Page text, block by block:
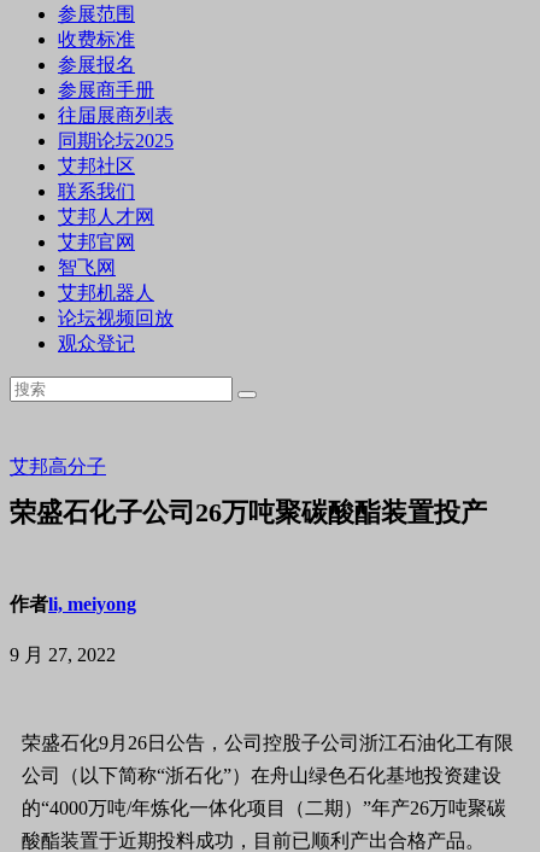
参展范围
收费标准
参展报名
参展商手册
往届展商列表
同期论坛2025
艾邦社区
联系我们
艾邦人才网
艾邦官网
智飞网
艾邦机器人
论坛视频回放
观众登记
艾邦高分子
荣盛石化子公司26万吨聚碳酸酯装置投产
作者li, meiyong
9 月 27, 2022
荣盛石化9月26日公告，公司控股子公司浙江石油化工有限
公司（以下简称“浙石化”）在舟山绿色石化基地投资建设
的“4000万吨/年炼化一体化项目（二期）”年产26万吨聚碳
酸酯装置于近期投料成功，目前已顺利产出合格产品。